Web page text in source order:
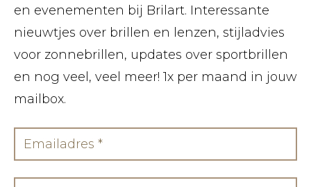
en evenementen bij Brilart. Interessante
nieuwtjes over brillen en lenzen, stijladvies
voor zonnebrillen, updates over sportbrillen
en nog veel, veel meer! 1x per maand in jouw
mailbox.